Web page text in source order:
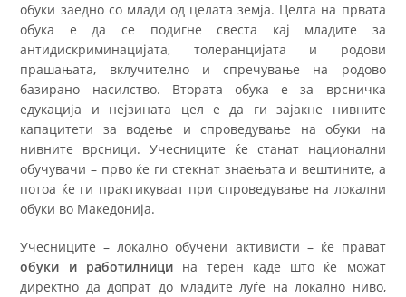
обуки заедно со млади од целата земја. Целта на првата
обука е да се подигне свеста кај младите за
антидискриминацијата, толеранцијата и родови
прашањата, вклучително и спречување на родово
базирано насилство. Втората обука е за врсничка
едукација и нејзината цел е да ги зајакне нивните
капацитети за водење и спроведување на обуки на
нивните врсници. Учесниците ќе станат национални
обучувачи – прво ќе ги стекнат знаењата и вештините, а
потоа ќе ги практикуваат при спроведување на локални
обуки во Македонија.
Учесниците – локално обучени активисти – ќе прават
обуки и работилницина терен каде што ќе можат
директно да допрат до младите луѓе на локално ниво,